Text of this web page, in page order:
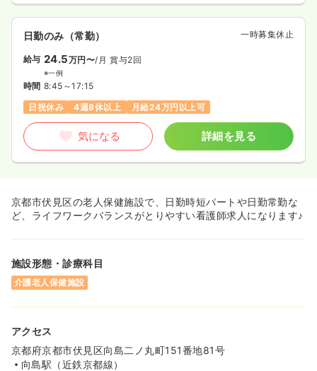
日勤のみ（常勤） 一時募集休止
給与 24.5万円〜/月 賞与2回
※一例
時間 8:45～17:15
日祝休み
4週8休以上 月給24万円以上可
気になる 詳細を見る
京都市伏見区の老人保健施設で、日勤時短パートや日勤常勤な
ど、ライフワークバランスがとりやすい看護師求人になります♪
施設形態・診療科目
介護老人保健施設
アクセス
京都府京都市伏見区向島二ノ丸町151番地81号
向島駅（近鉄京都線）